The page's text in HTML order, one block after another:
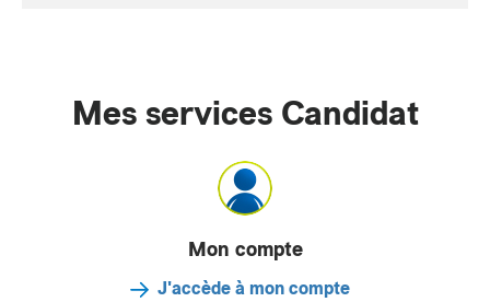
Mes services Candidat
Mon compte
J'accède à mon compte